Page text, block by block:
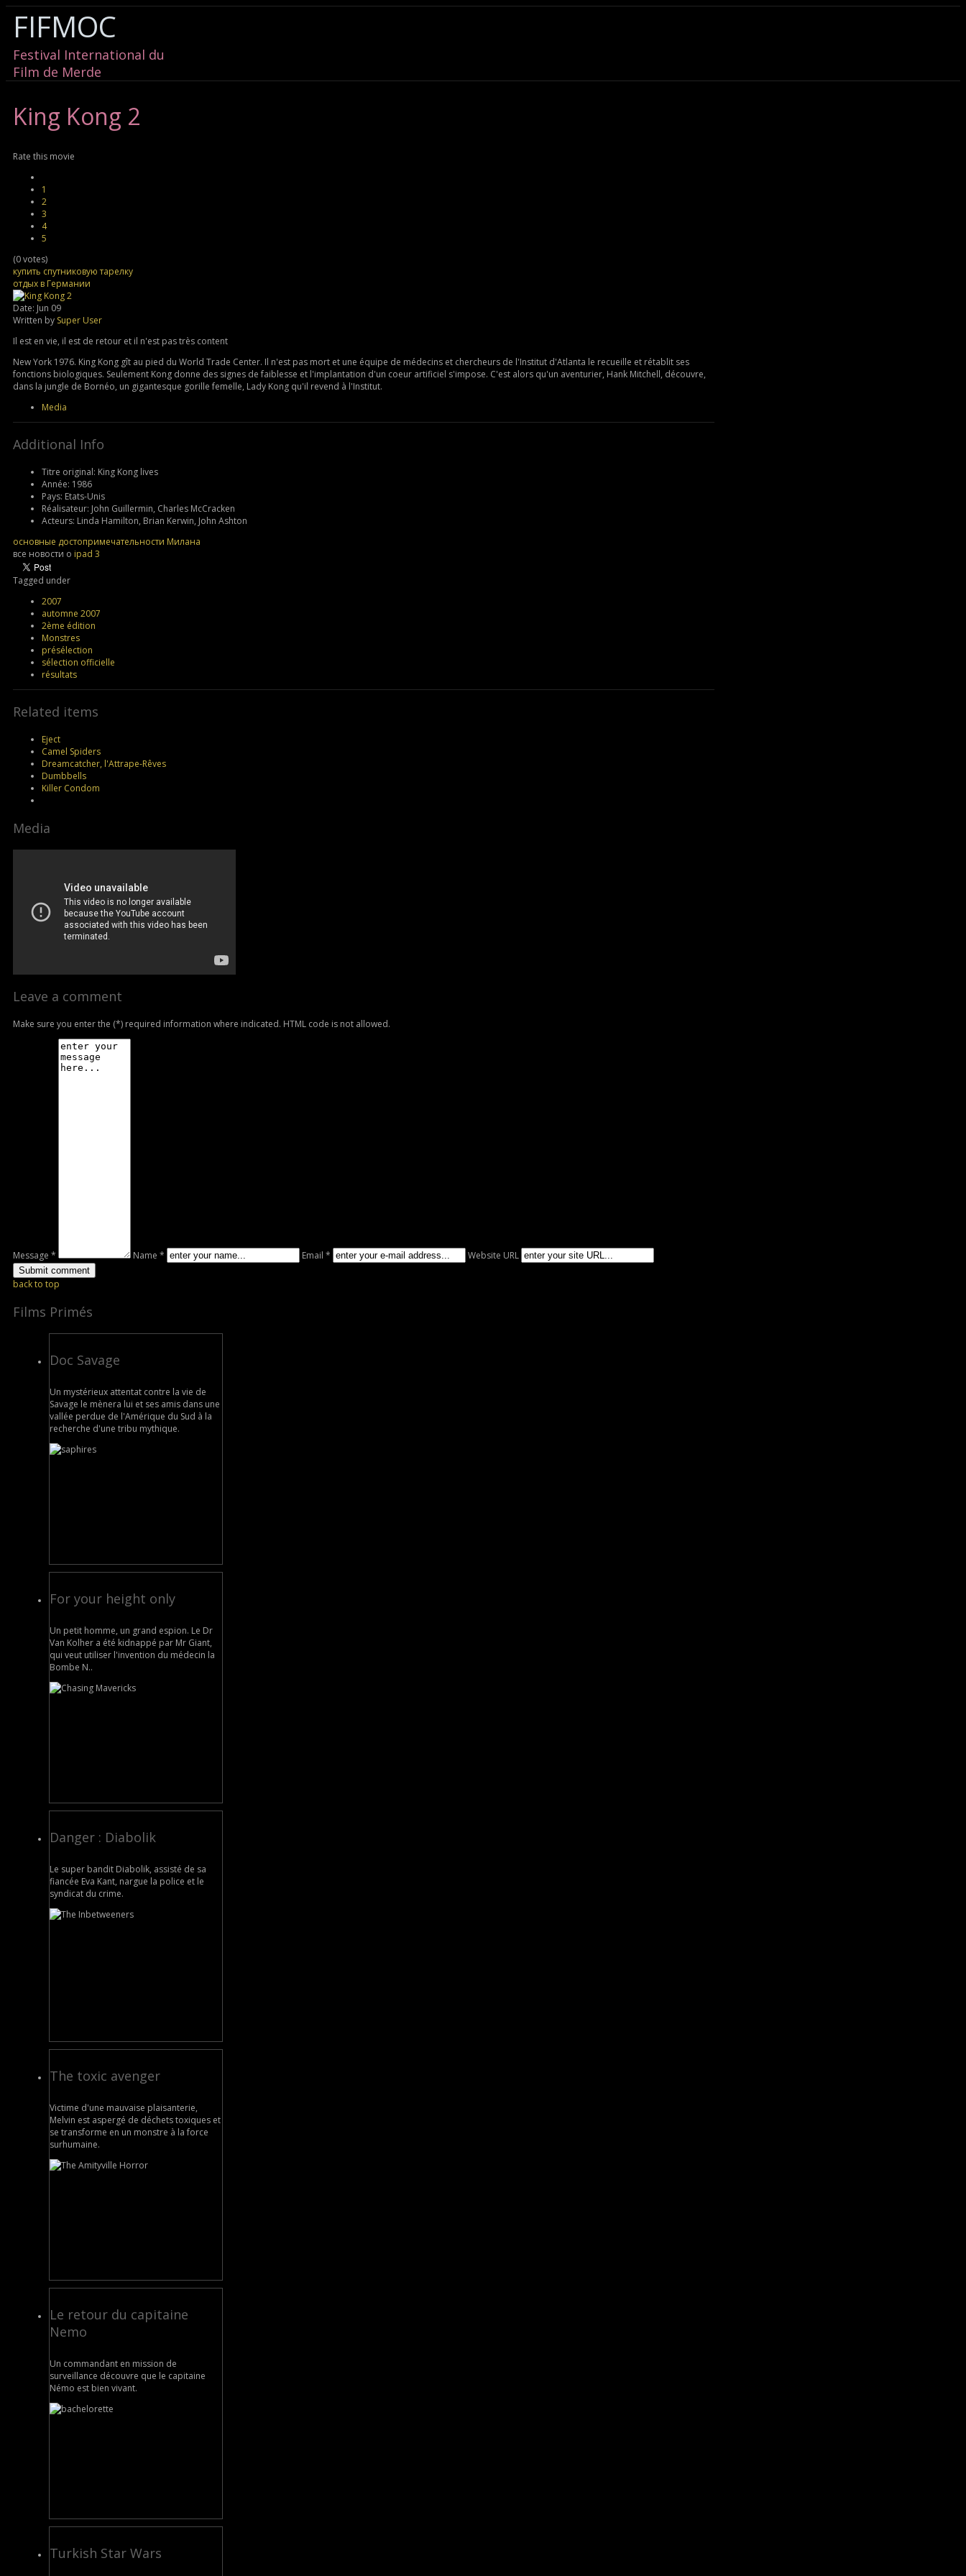
FIFMOC
Festival International du
Film de Merde
King Kong 2
Rate this movie
1
2
3
4
5
(0 votes)
купить спутниковую тарелку
отдых в Германии
Date: Jun 09
Written by Super User
Il est en vie, il est de retour et il n'est pas très content
New York 1976. King Kong gît au pied du World Trade Center. Il n'est pas mort et une équipe de médecins et chercheurs de l'Institut d'Atlanta le recueille et rétablit ses
fonctions biologiques. Seulement Kong donne des signes de faiblesse et l'implantation d'un coeur artificiel s'impose. C'est alors qu'un aventurier, Hank Mitchell, découvre,
dans la jungle de Bornéo, un gigantesque gorille femelle, Lady Kong qu'il revend à l'Institut.
Media
Additional Info
Titre original: King Kong lives
Année: 1986
Pays: Etats-Unis
Réalisateur: John Guillermin, Charles McCracken
Acteurs: Linda Hamilton, Brian Kerwin, John Ashton
основные достопримечательности Милана
все новости о ipad 3
Tagged under
2007
automne 2007
2ème édition
Monstres
présélection
sélection officielle
résultats
Related items
Eject
Camel Spiders
Dreamcatcher, l'Attrape-Rêves
Dumbbells
Killer Condom
Media
Leave a comment
Make sure you enter the (*) required information where indicated. HTML code is not allowed.
Message * Name * Email * Website URL
back to top
Films Primés
Doc Savage
Un mystérieux attentat contre la vie de
Savage le mènera lui et ses amis dans une
vallée perdue de l'Amérique du Sud à la
recherche d'une tribu mythique.
For your height only
Un petit homme, un grand espion. Le Dr
Van Kolher a été kidnappé par Mr Giant,
qui veut utiliser l'invention du médecin la
Bombe N..
Danger : Diabolik
Le super bandit Diabolik, assisté de sa
fiancée Eva Kant, nargue la police et le
syndicat du crime.
The toxic avenger
Victime d'une mauvaise plaisanterie,
Melvin est aspergé de déchets toxiques et
se transforme en un monstre à la force
surhumaine.
Le retour du capitaine
Nemo
Un commandant en mission de
surveillance découvre que le capitaine
Némo est bien vivant.
Turkish Star Wars